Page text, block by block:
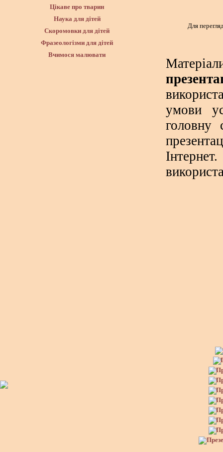
Цікаве про тварин
Наука для дітей
Скоромовки для дітей
Фразеологізми для дітей
Вчимося малювати
Для
умови
головну